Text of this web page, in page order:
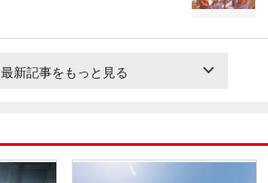
最新記事をもっと見る